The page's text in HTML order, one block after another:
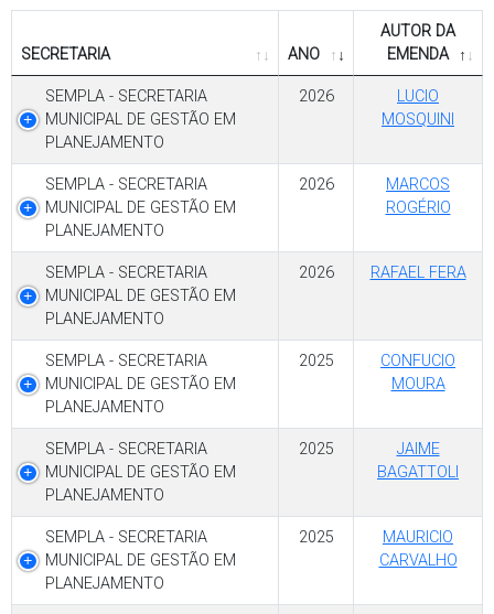
SECRETARIA ANO
AUTOR DA
EMENDA
SEMPLA - SECRETARIA
MUNICIPAL DE GESTÃO EM
PLANEJAMENTO
2026
LUCIO
MOSQUINI
SEMPLA - SECRETARIA
MUNICIPAL DE GESTÃO EM
PLANEJAMENTO
2026
MARCOS
ROGÉRIO
SEMPLA - SECRETARIA
MUNICIPAL DE GESTÃO EM
PLANEJAMENTO
2026 RAFAEL FERA
SEMPLA - SECRETARIA
MUNICIPAL DE GESTÃO EM
PLANEJAMENTO
2025
CONFUCIO
MOURA
SEMPLA - SECRETARIA
MUNICIPAL DE GESTÃO EM
PLANEJAMENTO
2025
JAIME
BAGATTOLI
SEMPLA - SECRETARIA
MUNICIPAL DE GESTÃO EM
PLANEJAMENTO
2025
MAURICIO
CARVALHO